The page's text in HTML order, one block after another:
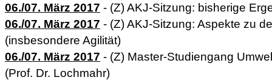
06./07. März 2017 - (Z) AKJ-Sitzung: bisherige
06./07. März 2017 - (Z) AKJ-Sitzung: Aspekte zu
(insbesondere Agilität)
06./07. März 2017 - (Z) Master-Studiengang
(Prof. Dr. Lochmahr)